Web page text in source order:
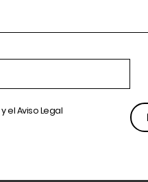
y elAviso Legal